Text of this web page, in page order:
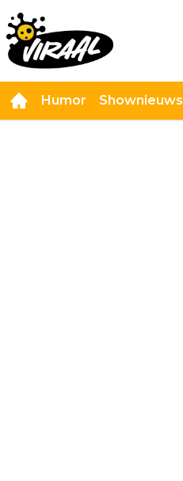
Humor Shownieuws